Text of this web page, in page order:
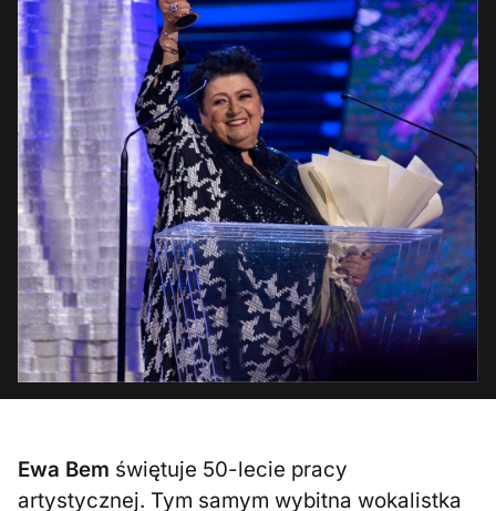
Ewa Bem świętuje 50-lecie pracy
artystycznej. Tym samym wybitna wokalistka